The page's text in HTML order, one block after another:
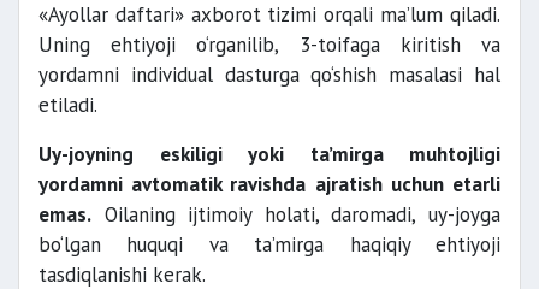
«Ayollar daftari» axborot tizimi orqali ma’lum qiladi.
Uning ehtiyoji o‘rganilib, 3-toifaga kiritish va
yordamni individual dasturga qo‘shish masalasi hal
etiladi.
Uy-joyning eskiligi yoki ta’mirga muhtojligi
yordamni avtomatik ravishda ajratish uchun etarli
emas. Oilaning ijtimoiy holati, daromadi, uy-joyga
bo‘lgan huquqi va ta’mirga haqiqiy ehtiyoji
tasdiqlanishi kerak.